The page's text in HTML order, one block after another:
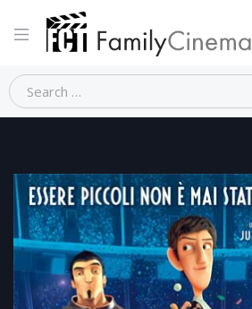
Home Animazione